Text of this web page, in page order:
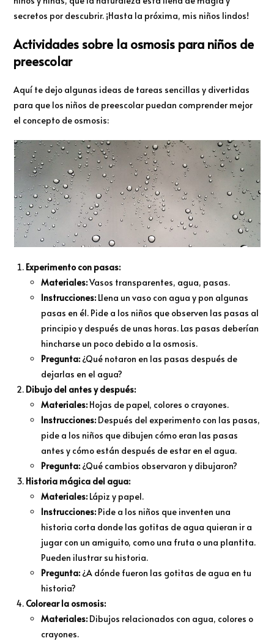
secretos por descubrir. ¡Hasta la próxima, mis niños lindos!
Actividades sobre la osmosis para niños de
preescolar
Aquí te dejo algunas ideas de tareas sencillas y divertidas
para que los niños de preescolar puedan comprender mejor
el concepto de osmosis:
Experimento con pasas:
Materiales:Vasos transparentes, agua, pasas.
Instrucciones: Llena un vaso con agua y pon algunas
pasas en él. Pide a los niños que observen las pasas al
principio y después de unas horas. Las pasas deberían
hincharse un poco debido a la osmosis.
Pregunta: ¿Qué notaron en las pasas después de
dejarlas en el agua?
Dibujo del antes y después:
Materiales: Hojas de papel, colores o crayones.
Instrucciones: Después del experimento con las pasas,
pide a los niños que dibujen cómo eran las pasas
antes y cómo están después de estar en el agua.
Pregunta: ¿Qué cambios observaron y dibujaron?
Historia mágica del agua:
Materiales: Lápiz y papel.
Instrucciones: Pide a los niños que inventen una
historia corta donde las gotitas de agua quieran ir a
jugar con un amiguito, como una fruta o una plantita.
Pueden ilustrar su historia.
Pregunta: ¿A dónde fueron las gotitas de agua en tu
historia?
Colorear la osmosis:
Materiales: Dibujos relacionados con agua, colores o
crayones.